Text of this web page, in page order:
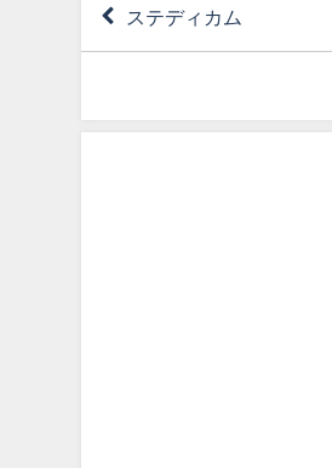
ステディカム